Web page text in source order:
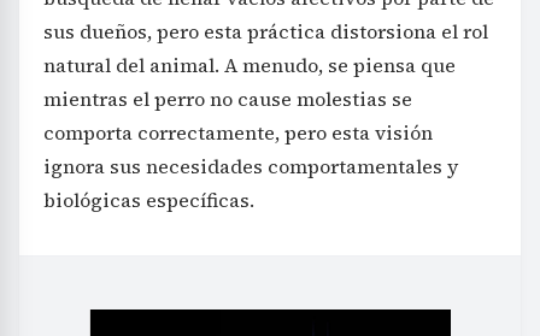
sus dueños, pero esta práctica distorsiona el rol
natural del animal. A menudo, se piensa que
mientras el perro no cause molestias se
comporta correctamente, pero esta visión
ignora sus necesidades comportamentales y
biológicas específicas.